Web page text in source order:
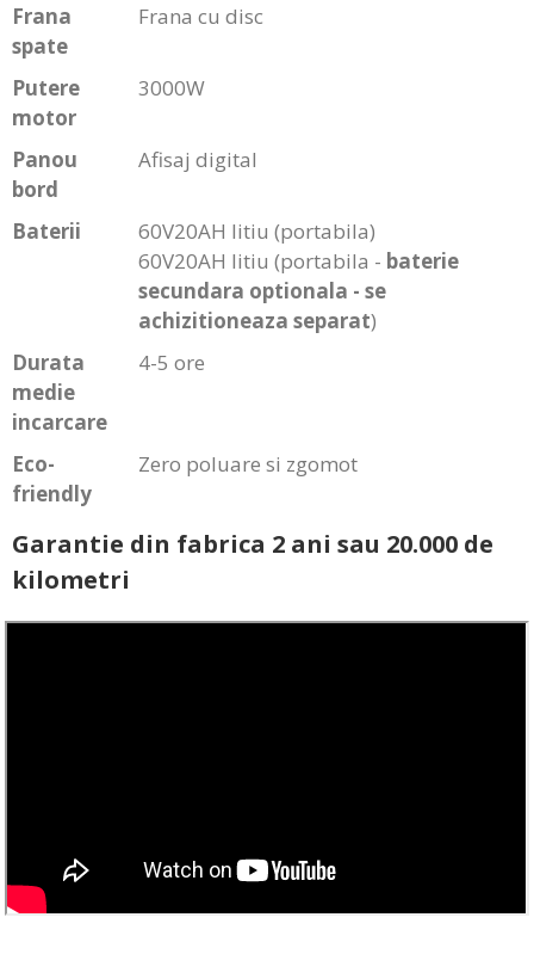
Frana
spate
Frana cu disc
Putere
motor
3000W
Panou
bord
Afisaj digital
Baterii
60V20AH litiu (portabila)
60V20AH litiu (portabila - baterie
secundara optionala - se
achizitioneaza separat)
Durata
medie
incarcare
4-5 ore
Eco-
friendly
Zero poluare si zgomot
Garantie din fabrica 2 ani sau 20.000 de
kilometri